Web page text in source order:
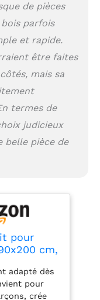
contre
et sortie
offrant
un
pour
en
robuste:
en bois de
durabilité
de pièces
parfois
et rapide.
être faites
mais sa
termes de
judicieux
belle pièce de
pour
cm,
adapté dès
pour
crée